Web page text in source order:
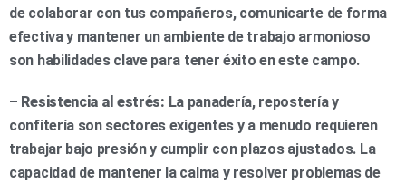
de colaborar con tus compañeros, comunicarte de forma
efectiva y mantener un ambiente de trabajo armonioso
son habilidades clave para tener éxito en este campo.
– Resistencia al estrés: La panadería, repostería y
confitería son sectores exigentes y a menudo requieren
trabajar bajo presión y cumplir con plazos ajustados. La
capacidad de mantener la calma y resolver problemas de